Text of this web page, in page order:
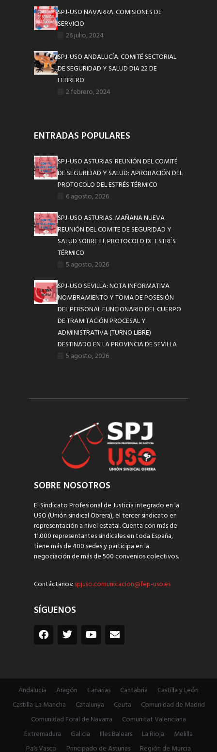
SPJ-USO NAVARRA. COMISIONES DE
SERVICIO
26 julio, 2024
SPJ-USO ANDALUCÍA. COMITÉ SECTORIAL
DE SEGURIDAD Y SALUD DIA 22 DE
FEBRERO
2 febrero, 2024
ENTRADAS POPULARES
SPJ-USO ASTURIAS. REUNIÓN DEL COMITÉ
DE SEGURIDAD Y SALUD: APROBACIÓN DEL
PROTOCOLO DEL ESTRÉS TÉRMICO
6 agosto, 2026
SPJ-USO ASTURIAS. MAÑANA NUEVA
REUNIÓN DEL COMITE DE SEGURIDAD Y
SALUD SOBRE EL PROTOCOLO DE ESTRÉS
TÉRMICO
5 agosto, 2026
SPJ-USO SEVILLA: NOTA INFORMATIVA
NOMBRAMIENTO Y TOMA DE POSESIÓN
DEL PERSONAL FUNCIONARIO DEL CUERPO
DE TRAMITACIÓN PROCESAL Y
ADMINISTRATIVA (TURNO LIBRE)
DESTINADO EN LA PROVINCIA DE SEVILLA
5 agosto, 2026
SOBRE NOSOTROS
El Sindicato Profesional de Justicia integrado en la
USO (Unión sindical Obrera), el tercer sindicato en
representación a nivel estatal. Cuenta con más de
11.000 representantes sindicales en toda España,
tiene más de 400 sedes y participa en la
negociación de más de 500 convenios colectivos.
Contáctanos: spjuso.comunicacion@fep-uso.es
SÍGUENOS
Andalucía Aragón Canarias Cantabria
Castilla y León
Castilla-La Mancha
Catalunya Ceuta
Comunidad de Madrid
Comunidad Foral de Navarra
Comunitat Valenciana
Extremadura
Galicia Illes Balears La Rioja
Melilla
País Vasco
Principado de Asturias Región de Murcia